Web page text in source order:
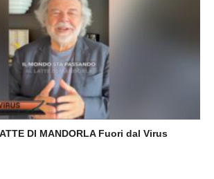
DI MANDORLA Fuori dal Virus